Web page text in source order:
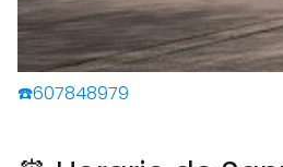
☎️607848979